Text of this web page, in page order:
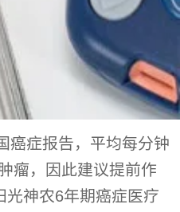
癌症报告，平均每分钟
瘤，因此建议提前作
光神农6年期癌症医疗